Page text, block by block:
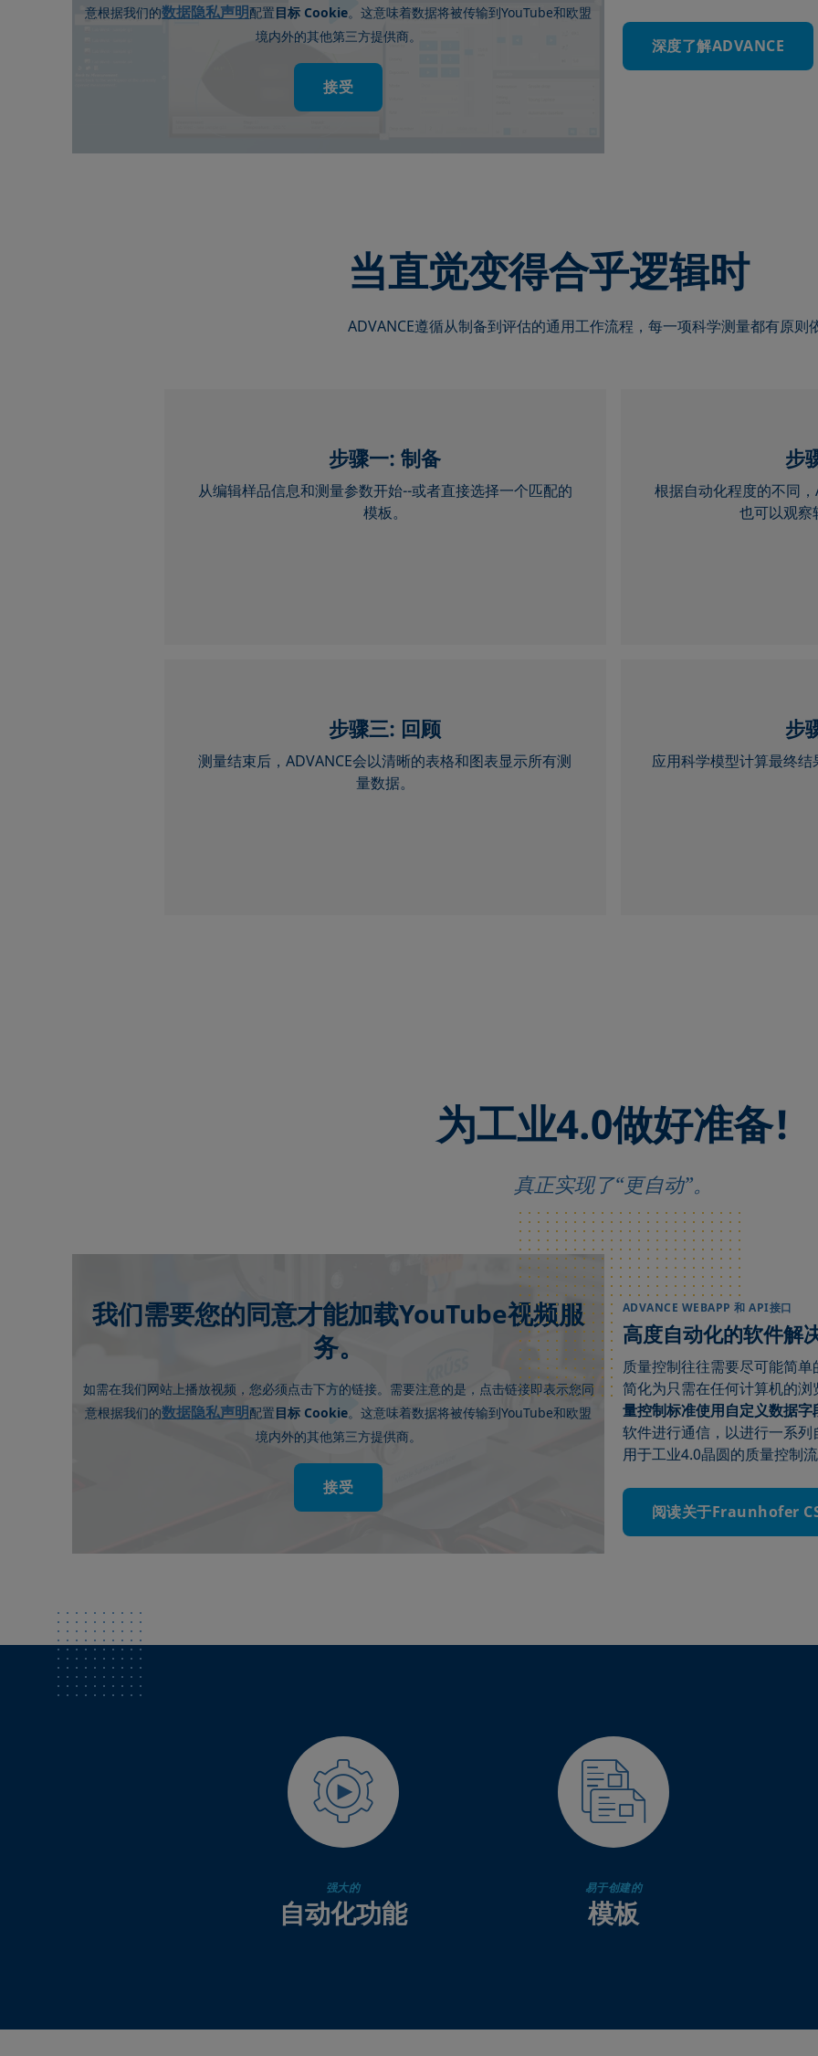
意根据我们的数据隐私声明配置 目标 Cookie。这意味着数据将被传输到YouTube和欧盟
境内外的其他第三方提供商。
接受
深度了解ADVANCE
当直觉变得合乎逻辑时
ADVANCE遵循从制备到评估的通用工作流程，每一项科学测量都有原则
步骤一: 制备
从编辑样品信息和测量参数开始--或者直接选择一个匹配的
模板。
步
根据自动化程度的不同
也可以观察
步骤三: 回顾
测量结束后，ADVANCE会以清晰的表格和图表显示所有测
量数据。
步
应用科学模型计算最终
为工业4.0做好准备!
真正实现了“更自动”。
我们需要您的同意才能加载YouTube视频服
务。
如需在我们网站上播放视频，您必须点击下方的链接。需要注意的是，点击链接即表示您同
意根据我们的数据隐私声明配置 目标 Cookie。这意味着数据将被传输到YouTube和欧盟
境内外的其他第三方提供商。
接受
ADVANCE WEBAPP 和 API接口
高度自动化的软件解
质量控制往往需要尽可能简
简化为只需在任何计算机的
量控制标准使用自定义数据字
软件进行通信，以进行一系
用于工业4.0晶圆的质量控制
阅读关于Fraunhofer
强大的
自动化功能
易于创建的
模板